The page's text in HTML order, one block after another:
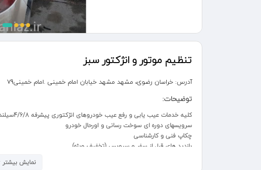
تنظیم موتور و انژکتور سبز
آدرس: خراسان رضوی، مشهد مشهد خیابان امام خمینی .امام خمینی79
توضیحات:
کلیه خدمات عیب یابی و رفع عیب خودروهای انژکتوری پیشرفه 4/6/8سیلندر ایرانی و خارجی آسیایی و اروپایی با دیاگ پیشرفته
سرویسهای دوره ای سوخت رسانی و اورحال خودرو
چکاپ فنی و کارشناسی
بازدید های قبل از سفر و سرویس (تخفیف ویژه)
نمایش بیشتر